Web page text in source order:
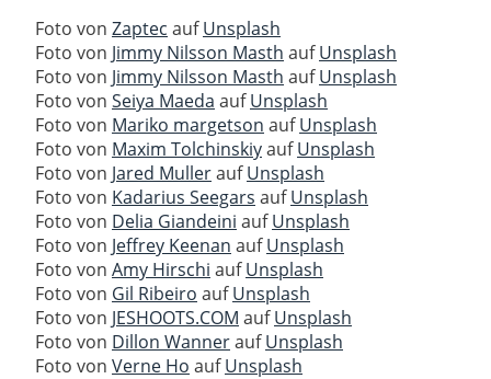
Foto von Zaptec aufUnsplash
Foto von Jimmy Nilsson Masth aufUnsplash
Foto von Jimmy Nilsson Masth aufUnsplash
Foto von Seiya Maeda aufUnsplash
Foto von Mariko margetson aufUnsplash
Foto von Maxim TolchinskiyaufUnsplash
Foto von Jared MulleraufUnsplash
Foto von Kadarius Seegars aufUnsplash
Foto von Delia Giandeini aufUnsplash
Foto von Jeffrey Keenan aufUnsplash
Foto von Amy Hirschi aufUnsplash
Foto von Gil Ribeiro aufUnsplash
Foto von JESHOOTS.COM aufUnsplash
Foto von Dillon WanneraufUnsplash
Foto von Verne Ho aufUnsplash